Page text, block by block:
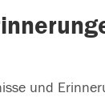
und